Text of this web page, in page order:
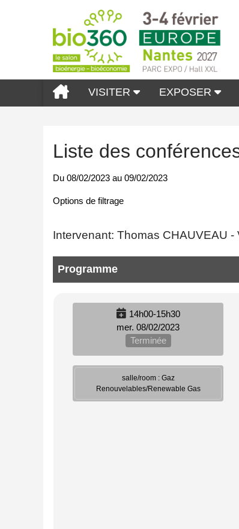
VISITER EXPOSER
Liste des
Du 08/02/2023 au 09/02/2023
Options de filtrage
Intervenant: Thomas CHAUVEAU
Programme
14h00-15h30
mer. 08/02/2023
Terminée
salle/room : Gaz
Renouvelables/Renewable Gas